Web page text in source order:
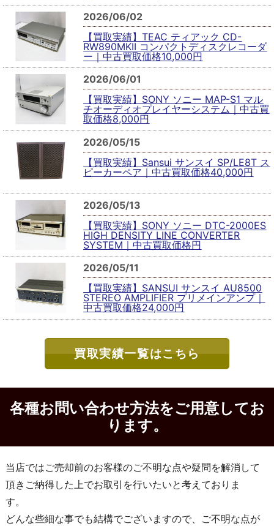
2026/06/02
【買取実績】TEAC ティアック CD-
RW890MKII コンパクトディスクレコーダ
ー｜中古買取価格10,000円
2026/06/01
【買取実績】SONY ソニー MAP-S1 マル
チオーディオプレイヤーシステム｜中古買
取価格8,000円
2026/05/15
【買取実績】Sansui サンスイ SP/LE8T ス
ピーカーペア｜中古買取価格40,000円
2026/05/13
【買取実績】SONY ソニー DTC-2000ES
HIGH DENSITY LINE CONVERTER
SYSTEM｜中古買取価格円
2026/05/11
【買取実績】SANSUI サンスイ AU8500
STEREO AMPLIFIER プリメインアンプ｜
中古買取価格24,000円
買取実績一覧はこちら
各種お問い合わせ方法をご用意してお
ります。
当店ではご売却前のお客様のご不明な点や疑問を解消して
頂きご納得した上でお取引を行いたいと考えておりま
す。
どんな些細な事でも結構でございますので、ご不明な点が